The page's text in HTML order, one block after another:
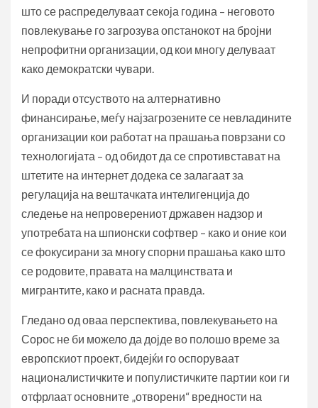
што се распределуваат секоја година – неговото
повлекување го загрозува опстанокот на бројни
непрофитни организации, од кои многу делуваат
како демократски чувари.
И поради отсуството на алтернативно
финансирање, меѓу најзагрозените се невладините
организации кои работат на прашања поврзани со
технологијата – од обидот да се спротивстават на
штетите на интернет додека се залагаат за
регулација на вештачката интелигенција до
следење на непроверениот државен надзор и
употребата на шпионски софтвер – како и оние кои
се фокусирани за многу спорни прашања како што
се родовите, правата на малцинствата и
мигрантите, како и расната правда.
Гледано од оваа перспектива, повлекувањето на
Сорос не би можело да дојде во полошо време за
европскиот проект, бидејќи го оспоруваат
националистичките и популистичките партии кои ги
отфрлаат основните „отворени“ вредности на